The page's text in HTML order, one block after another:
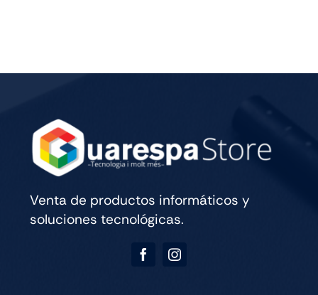
CELL
Venta de productos informáticos y
soluciones tecnológicas.